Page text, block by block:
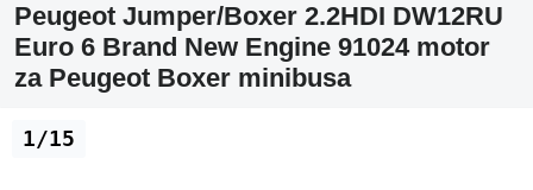
Peugeot Jumper/Boxer 2.2HDI DW12RU
Euro 6 Brand New Engine 91024 motor
za Peugeot Boxer minibusa
1/15